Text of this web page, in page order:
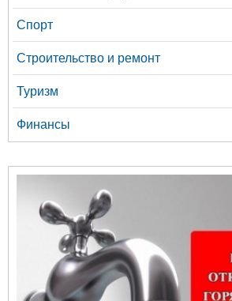
Спорт
Строительство и ремонт
Туризм
Финансы